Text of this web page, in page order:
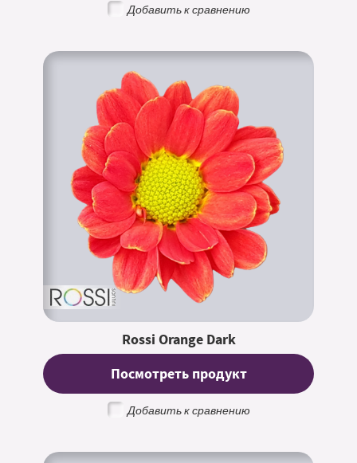
Добавить к сравнению
Rossi Orange Dark
Посмотреть продукт
Добавить к сравнению